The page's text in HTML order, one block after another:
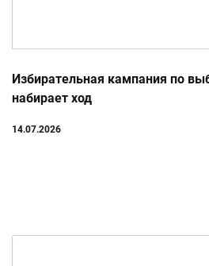
Избирательная кампания по
набирает ход
14.07.2026